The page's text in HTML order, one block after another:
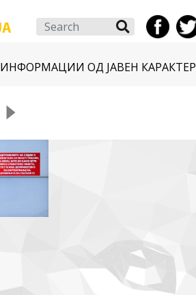
Search
ИНФОРМАЦИИ ОД ЈАВЕН КАРАКТЕР